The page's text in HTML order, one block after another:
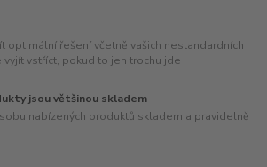
optimální řešení včetně vašich nestandardních
vstříct, pokud to jen trochu jde
jsou většinou skladem
nabízených produktů skladem a pravidelně